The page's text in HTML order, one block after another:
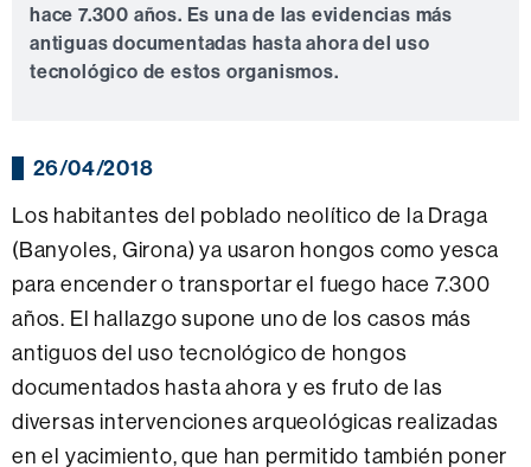
hace 7.300 años. Es una de las evidencias más
antiguas documentadas hasta ahora del uso
tecnológico de estos organismos.
26/04/2018
Los habitantes del poblado neolítico de la Draga
(Banyoles, Girona) ya usaron hongos como yesca
para encender o transportar el fuego hace 7.300
años. El hallazgo supone uno de los casos más
antiguos del uso tecnológico de hongos
documentados hasta ahora y es fruto de las
diversas intervenciones arqueológicas realizadas
en el yacimiento, que han permitido también poner